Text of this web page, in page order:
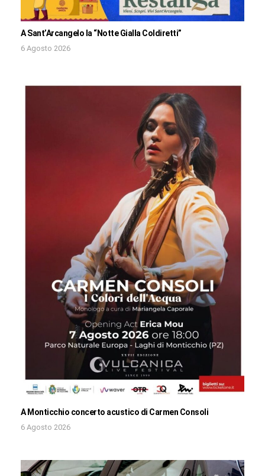
A Sant’Arcangelo la “Notte Gialla Coldiretti”
6 Agosto 2026
A Monticchio concerto acustico di Carmen Consoli
6 Agosto 2026